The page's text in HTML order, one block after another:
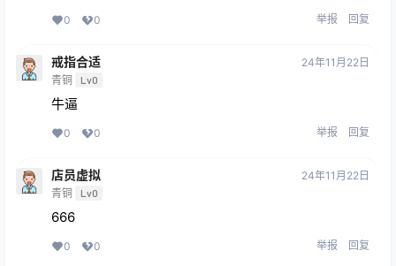
0 0 举报 回复
戒指合适
青铜 Lv0
24年11月22日
牛逼
0 0 举报 回复
店员虚拟
青铜 Lv0
24年11月22日
666
0 0 举报 回复